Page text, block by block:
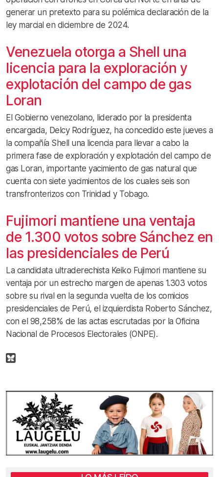
generar un pretexto para su polémica declaración de la
ley marcial en diciembre de 2024.
Venezuela otorga a Shell una
licencia para la exploración y
explotación del campo de gas
Loran
El Gobierno venezolano, liderado por la presidenta
encargada, Delcy Rodríguez, ha concedido este jueves a
la compañía Shell una licencia para llevar a cabo la
primera fase de exploración y explotación del campo de
gas Loran, importante yacimiento de gas natural que
cuenta con siete yacimientos de los cuales seis son
transfronterizos con Trinidad y Tobago.
Fujimori mantiene una ventaja
de 1.300 votos sobre Sánchez en
las presidenciales de Perú
La candidata ultraderechista Keiko Fujimori mantiene su
ventaja por un estrecho margen de apenas 1.303 votos
sobre su rival en la segunda vuelta de los comicios
presidenciales de Perú, el izquierdista Roberto Sánchez,
con el 98,258% de las actas escrutadas por la Oficina
Nacional de Procesos Electorales (ONPE).